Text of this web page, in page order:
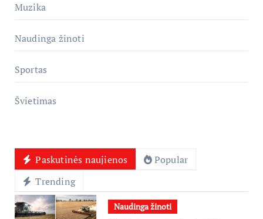
Muzika
Naudinga žinoti
Sportas
Švietimas
Paskutinės naujienos
Popular
Trending
Naudinga žinoti